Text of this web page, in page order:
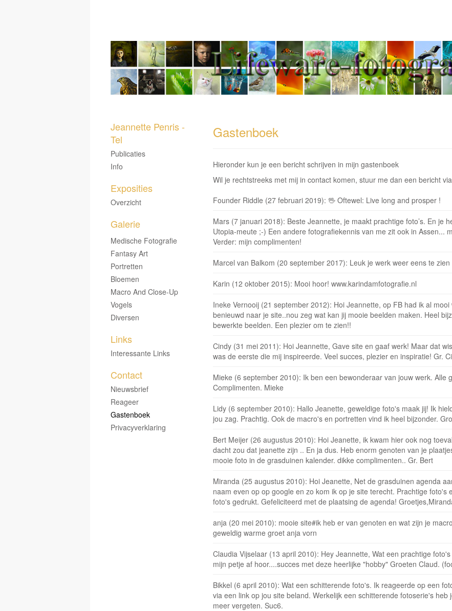
Gastenboek
Hieronder kun je een bericht schrijven in mijn gastenboek
Wil je rechtstreeks met mij in contact komen, stuur me dan een bericht
Founder Riddle (27 februari 2019): 🖖 Oftewel: Live long and prosper !
Mars (7 januari 2018): Beste Jeannette, je maakt prachtige foto’s. En je
Utopia-meute ;-) Een andere fotografiekennis van me zit ook in Assen...
Verder: mijn complimenten!
Marcel van Balkom (20 september 2017): Leuk je werk weer eens te
Karin (12 oktober 2015): Mooi hoor! www.karindamfotografie.nl
Ineke Vernooij (21 september 2012): Hoi Jeannette, op FB had ik al
benieuwd naar je site..nou zeg wat kan jij mooie beelden maken. Heel
bewerkte beelden. Een plezier om te zien!!
Cindy (31 mei 2011): Hoi Jeannette, Gave site en gaaf werk! Maar dat
was de eerste die mij inspireerde. Veel succes, plezier en inspiratie! Gr.
Mieke (6 september 2010): Ik ben een bewonderaar van jouw werk. Alle
Complimenten. Mieke
Lidy (6 september 2010): Hallo Jeanette, geweldige foto's maak jij! Ik
jou zag. Prachtig. Ook de macro's en portretten vind ik heel bijzonder.
Bert Meijer (26 augustus 2010): Hoi Jeanette, ik kwam hier ook nog
dacht zou dat jeanette zijn .. En ja dus. Heb enorm genoten van je
mooie foto in de grasduinen kalender. dikke complimenten.. Gr. Bert
Miranda (25 augustus 2010): Hoi Jeanette, Net de grasduinen agenda
naam even op op google en zo kom ik op je site terecht. Prachtige foto's
foto's gedrukt. Gefeliciteerd met de plaatsing de agenda!
anja (20 mei 2010): mooie site#ik heb er van genoten en wat zijn je
geweldig warme groet anja vorn
Claudia Vijselaar (13 april 2010): Hey Jeannette, Wat een prachtige
mijn petje af hoor....succes met deze heerlijke "hobby" Groeten Claud.
Bikkel (6 april 2010): Wat een schitterende foto's. Ik reageerde op een
via een link op jou site beland. Werkelijk een schitterende fotoserie's
meer vergeten. Suc6.
Jeannette Penris -
Tel
Publicaties
Info
Exposities
Overzicht
Galerie
Medische Fotografie
Fantasy Art
Portretten
Bloemen
Macro And Close-Up
Vogels
Diversen
Links
Interessante Links
Contact
Nieuwsbrief
Reageer
Gastenboek
Privacyverklaring